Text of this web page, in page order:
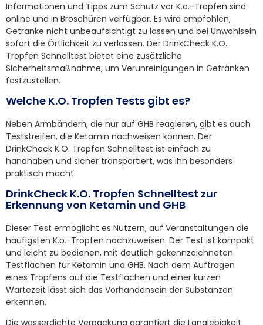
Informationen und Tipps zum Schutz vor K.o.-Tropfen sind
online und in Broschüren verfügbar. Es wird empfohlen,
Getränke nicht unbeaufsichtigt zu lassen und bei Unwohlsein
sofort die Örtlichkeit zu verlassen. Der DrinkCheck K.O.
Tropfen Schnelltest bietet eine zusätzliche
Sicherheitsmaßnahme, um Verunreinigungen in Getränken
festzustellen.
Welche K.O. Tropfen Tests gibt es?
Neben Armbändern, die nur auf GHB reagieren, gibt es auch
Teststreifen, die Ketamin nachweisen können. Der
DrinkCheck K.O. Tropfen Schnelltest ist einfach zu
handhaben und sicher transportiert, was ihn besonders
praktisch macht.
DrinkCheck K.O. Tropfen Schnelltest zur
Erkennung von Ketamin und GHB
Dieser Test ermöglicht es Nutzern, auf Veranstaltungen die
häufigsten K.o.-Tropfen nachzuweisen. Der Test ist kompakt
und leicht zu bedienen, mit deutlich gekennzeichneten
Testflächen für Ketamin und GHB. Nach dem Auftragen
eines Tropfens auf die Testflächen und einer kurzen
Wartezeit lässt sich das Vorhandensein der Substanzen
erkennen.